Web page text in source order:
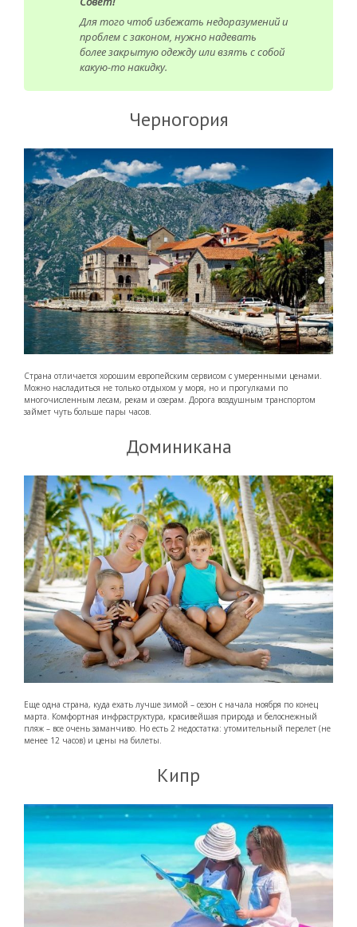
Для того чтоб избежать недоразумений и
проблем с законом, нужно надевать
более закрытую одежду или взять с собой
какую-то накидку.
Черногория
Страна отличается хорошим европейским сервисом с умеренными ценами.
Можно насладиться не только отдыхом у моря, но и прогулками по
многочисленным лесам, рекам и озерам. Дорога воздушным транспортом
займет чуть больше пары часов.
Доминикана
Еще одна страна, куда ехать лучше зимой – сезон с начала ноября по конец
марта. Комфортная инфраструктура, красивейшая природа и белоснежный
пляж – все очень заманчиво. Но есть 2 недостатка: утомительный перелет (не
менее 12 часов) и цены на билеты.
Кипр